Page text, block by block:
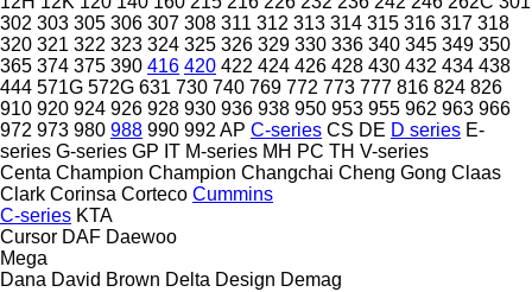
302 303 305 306 307 308 311 312 313 314 315 316 317 318
320 321 322 323 324 325 326 329 330 336 340 345 349 350
365 374 375 390 416 420 422 424 426 428 430 432 434 438
444 571G 572G 631 730 740 769 772 773 777 816 824 826
910 920 924 926 928 930 936 938 950 953 955 962 963 966
972 973 980 988 990 992 AP C-series CS DE D series E-
series G-series GP IT M-series MH PC TH V-series
Centa Champion Champion Changchai Cheng Gong Claas
Clark Corinsa Corteco Cummins
C-series KTA
Cursor DAF Daewoo
Mega
Dana David Brown Delta Design Demag